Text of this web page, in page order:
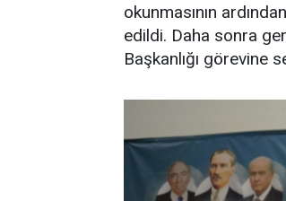
okunmasının
edildi. Daha sonra
Başkanlığı görevine